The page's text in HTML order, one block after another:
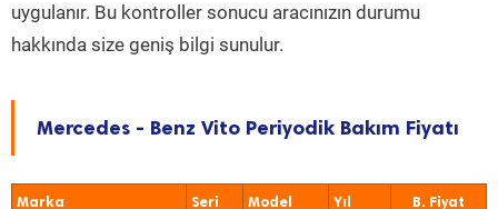
uygulanır. Bu kontroller sonucu aracınızın durumu
hakkında size geniş bilgi sunulur.
Mercedes - Benz Vito Periyodik Bakım Fiyatı
Marka Seri Model Yıl